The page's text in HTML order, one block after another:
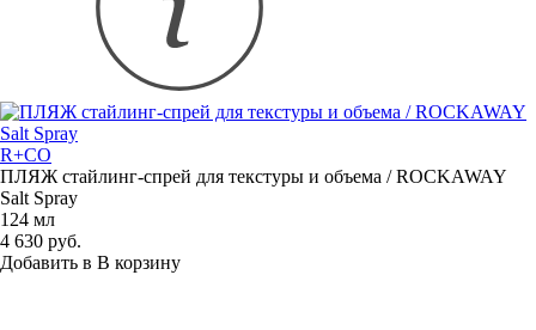
R+CO
ПЛЯЖ стайлинг-спрей для текстуры и объема / ROCKAWAY
Salt Spray
124 мл
4 630 руб.
Добавить в В корзину